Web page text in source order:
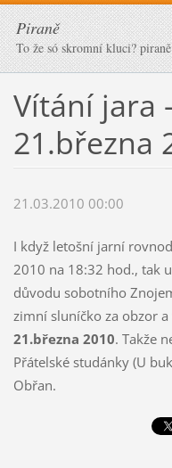
Piraně
To že só skromní kluci?
Vítání jara
21.března
21.03.2010 00:00
I když letošní jarní
2010 na 18:32 hod., tak
důvodu sobotního
zimní sluníčko za obzor
21.března 2010. Takže
Přátelské studánky (U
Obřan.